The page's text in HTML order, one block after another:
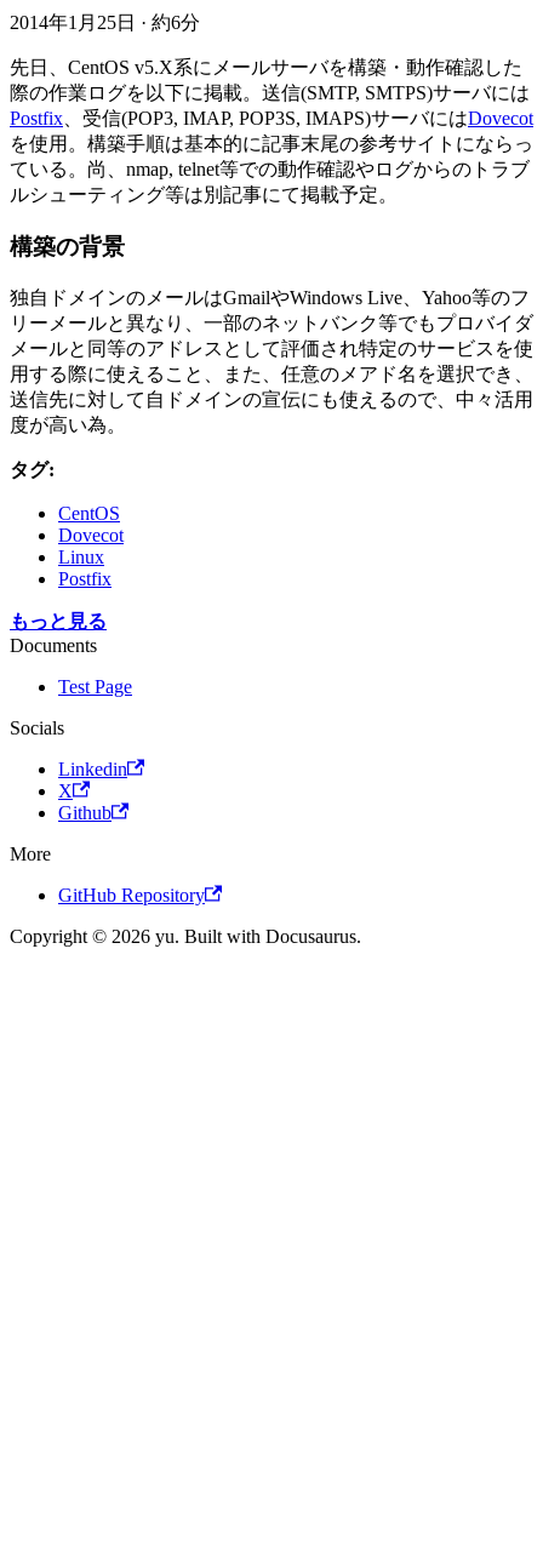
2014年1月25日 · 約6分
先日、CentOS v5.X系にメールサーバを構築・動作確認した
際の作業ログを以下に掲載。送信(SMTP, SMTPS)サーバには
Postfix 、受信(POP3, IMAP, POP3S, IMAPS)サーバにはDovecot
を使用。構築手順は基本的に記事末尾の参考サイトにならっ
ている。尚、nmap, telnet等での動作確認やログからのトラブ
ルシューティング等は別記事にて掲載予定。
構築の背景
独自ドメインのメールはGmailやWindows Live、Yahoo等のフ
リーメールと異なり、一部のネットバンク等でもプロバイダ
メールと同等のアドレスとして評価され特定のサービスを使
用する際に使えること、また、任意のメアド名を選択でき、
送信先に対して自ドメインの宣伝にも使えるので、中々活用
度が高い為。
タグ:
CentOS
Dovecot
Linux
Postfix
もっと見る
Documents
Test Page
Socials
Linkedin
X
Github
More
GitHub Repository
Copyright © 2026 yu. Built with Docusaurus.